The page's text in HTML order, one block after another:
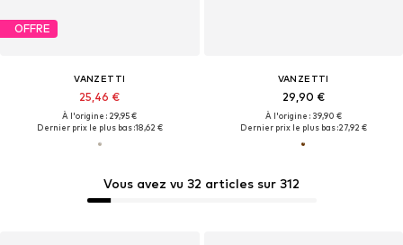
Vous avez vu 32 articles sur 312
OFFRE
VANZETTI
25,46 €
À l'origine : 29,95 €
Dernier prix le plus bas :18,62 €
VANZETTI
29,90 €
À l'origine : 39,90 €
Dernier prix le plus bas :27,92 €